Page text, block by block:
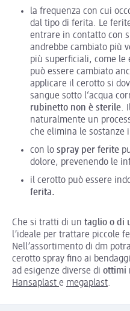
la frequenza con cui
dal tipo di ferita. Le
entrare in contatto con
andrebbe cambiato più
più superficiali, come
può essere cambiato
applicare il cerotto si
sangue sotto l‘acqua
rubinetto non è sterile.
naturalmente un
che elimina le sostanze
con lo spray per ferite
dolore, prevenendo le
il cerotto può essere
ferita.
Che si tratti di un taglio o di
l’ideale per trattare piccole
Nell’assortimento di dm
cerotto spray fino ai
ad esigenze diverse di ottimi
Hansaplast e megaplast.